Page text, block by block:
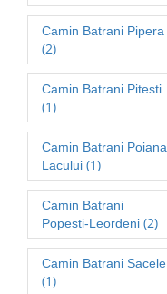
Camin Batrani Pipera
(2)
Camin Batrani Pitesti
(1)
Camin Batrani Poiana
Lacului (1)
Camin Batrani
Popesti-Leordeni (2)
Camin Batrani Sacele
(1)